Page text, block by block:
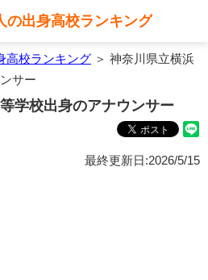
の出身高校ランキング
高校ランキング ＞ 神奈川県立横浜
サー
学校出身のアナウンサー
最終更新日:2026/5/15